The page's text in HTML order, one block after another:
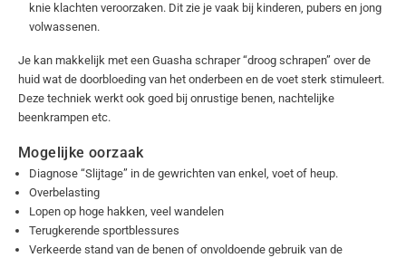
knie klachten veroorzaken. Dit zie je vaak bij kinderen, pubers en jong
volwassenen.
Je kan makkelijk met een Guasha schraper “droog schrapen” over de
huid wat de doorbloeding van het onderbeen en de voet sterk stimuleert.
Deze techniek werkt ook goed bij onrustige benen, nachtelijke
beenkrampen etc.
Mogelijke oorzaak
Diagnose “Slijtage” in de gewrichten van enkel, voet of heup.
Overbelasting
Lopen op hoge hakken, veel wandelen
Terugkerende sportblessures
Verkeerde stand van de benen of onvoldoende gebruik van de